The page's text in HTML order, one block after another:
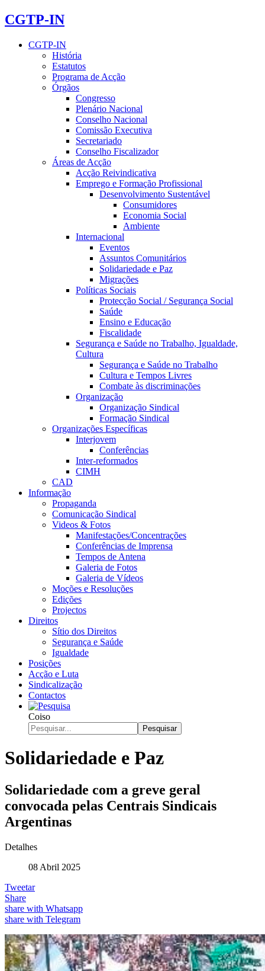
CGTP-IN
CGTP-IN
História
Estatutos
Programa de Acção
Órgãos
Congresso
Plenário Nacional
Conselho Nacional
Comissão Executiva
Secretariado
Conselho Fiscalizador
Áreas de Acção
Acção Reivindicativa
Emprego e Formação Profissional
Desenvolvimento Sustentável
Consumidores
Economia Social
Ambiente
Internacional
Eventos
Assuntos Comunitários
Solidariedade e Paz
Migrações
Políticas Sociais
Protecção Social / Segurança Social
Saúde
Ensino e Educação
Fiscalidade
Segurança e Saúde no Trabalho, Igualdade,
Cultura
Segurança e Saúde no Trabalho
Cultura e Tempos Livres
Combate às discriminações
Organização
Organização Sindical
Formação Sindical
Organizações Específicas
Interjovem
Conferências
Inter-reformados
CIMH
CAD
Informação
Propaganda
Comunicação Sindical
Videos & Fotos
Manifestações/Concentrações
Conferências de Imprensa
Tempos de Antena
Galeria de Fotos
Galeria de Vídeos
Moções e Resoluções
Edições
Projectos
Direitos
Sítio dos Direitos
Segurança e Saúde
Igualdade
Posições
Acção e Luta
Sindicalização
Contactos
Coiso
Pesquisar
Solidariedade e Paz
Solidariedade com a greve geral
convocada pelas Centrais Sindicais
Argentinas
Detalhes
08 Abril 2025
Tweetar
Share
share with Whatsapp
share with Telegram